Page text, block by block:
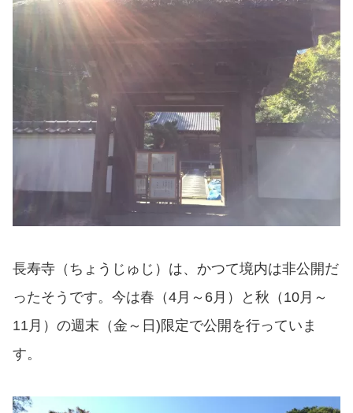
長寿寺（ちょうじゅじ）は、かつて境内は非公開だ
ったそうです。今は春（4月～6月）と秋（10月～
11月）の週末（金～日)限定で公開を行っていま
す。